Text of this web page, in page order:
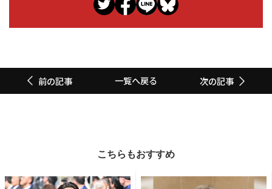
前の記事 一覧へ戻る 次の記事
こちらもおすすめ